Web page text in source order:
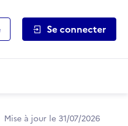
Se connecter
Mise à jour le 31/07/2026